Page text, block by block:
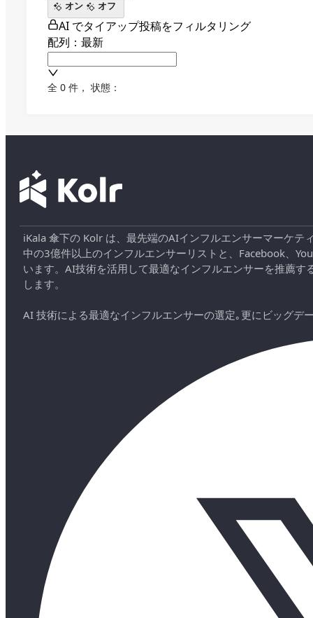
オン
オフ
AI でタイアップ投稿をフィルタリング
配列：最新
全 0 件 ， 状態：
iKala 傘下の Kolr は、最先端のAIインフルエンサーマーケ
中の3億件以上のインフルエンサーリストと、Facebook、
います。AI技術を活用して最適なインフルエンサーを推薦
します。
AI 技術による最適なインフルエンサーの選定｡更にビッグデ